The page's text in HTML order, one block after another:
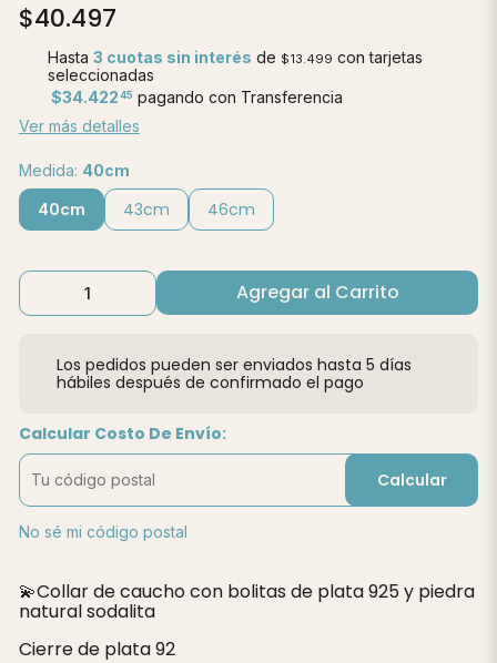
$40.497
Hasta3 cuotas sin interés de $13.499 con tarjetas
seleccionadas
$34.42245 pagando con Transferencia
Ver más detalles
Medida: 40cm
40cm 43cm 46cm
Agregar al Carrito
Los pedidos pueden ser enviados hasta 5 días
hábiles después de confirmado el pago
Calcular Costo De Envío:
Calcular
No sé mi código postal
💫Collar de caucho con bolitas de plata 925 y piedra
natural sodalita
Cierre de plata 92